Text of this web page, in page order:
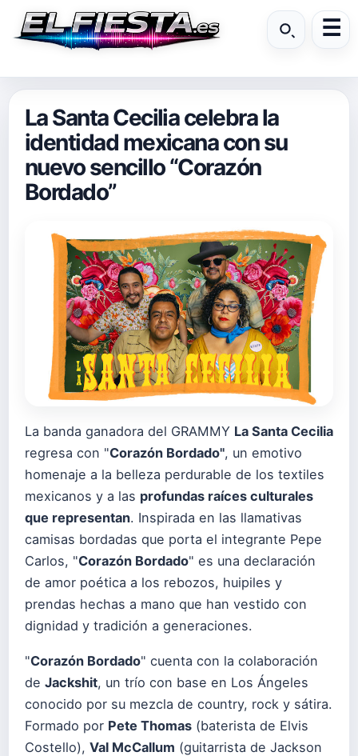
La Santa Cecilia celebra la
identidad mexicana con su
nuevo sencillo “Corazón
Bordado”
La banda ganadora del GRAMMY La Santa Cecilia
regresa con "Corazón Bordado", un emotivo
homenaje a la belleza perdurable de los textiles
mexicanos y a las profundas raíces culturales
que representan. Inspirada en las llamativas
camisas bordadas que porta el integrante Pepe
Carlos, "Corazón Bordado" es una declaración
de amor poética a los rebozos, huipiles y
prendas hechas a mano que han vestido con
dignidad y tradición a generaciones.
"Corazón Bordado" cuenta con la colaboración
de Jackshit, un trío con base en Los Ángeles
conocido por su mezcla de country, rock y sátira.
Formado por Pete Thomas (baterista de Elvis
Costello), Val McCallum (guitarrista de Jackson